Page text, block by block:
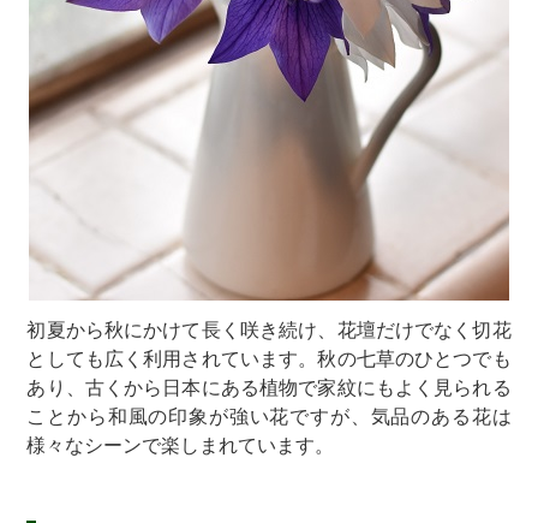
初夏から秋にかけて長く咲き続け、花壇だけでなく切花
としても広く利用されています。秋の七草のひとつでも
あり、古くから日本にある植物で家紋にもよく見られる
ことから和風の印象が強い花ですが、気品のある花は
様々なシーンで楽しまれています。